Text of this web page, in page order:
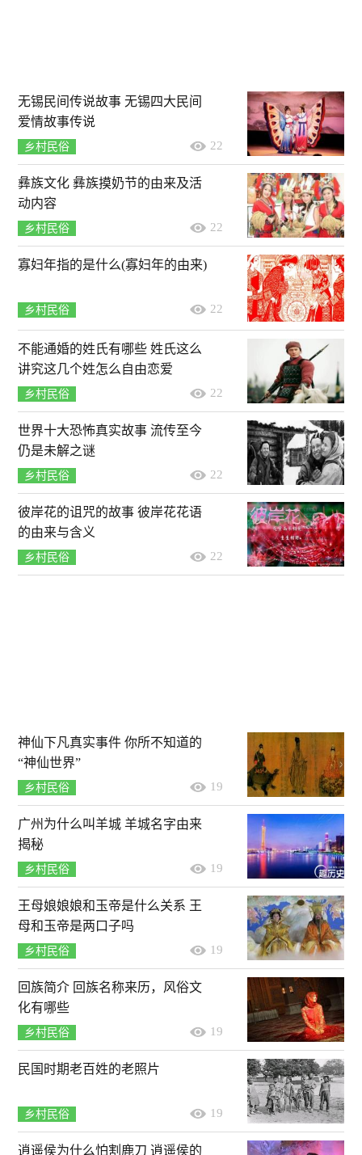
无锡民间传说故事 无锡四大民间
爱情故事传说
乡村民俗 22
彝族文化 彝族摸奶节的由来及活
动内容
乡村民俗 22
寡妇年指的是什么(寡妇年的由来)
乡村民俗 22
不能通婚的姓氏有哪些 姓氏这么
讲究这几个姓怎么自由恋爱
乡村民俗 22
世界十大恐怖真实故事 流传至今
仍是未解之谜
乡村民俗 22
彼岸花的诅咒的故事 彼岸花花语
的由来与含义
乡村民俗 22
神仙下凡真实事件 你所不知道的
“神仙世界”
乡村民俗 19
广州为什么叫羊城 羊城名字由来
揭秘
乡村民俗 19
王母娘娘娘和玉帝是什么关系 王
母和玉帝是两口子吗
乡村民俗 19
回族简介 回族名称来历，风俗文
化有哪些
乡村民俗 19
民国时期老百姓的老照片
乡村民俗 19
逍遥侯为什么怕割鹿刀 逍遥侯的